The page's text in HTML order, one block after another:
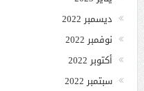
ديسمبر 2022
نوفمبر 2022
أكتوبر 2022
سبتمبر 2022